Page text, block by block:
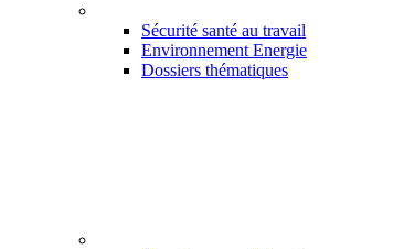
Sécurité santé au travail
Environnement Energie
Dossiers thématiques